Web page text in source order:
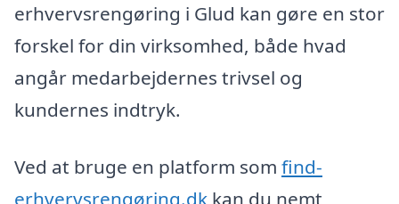
erhvervsrengøring i Glud kan gøre en stor
forskel for din virksomhed, både hvad
angår medarbejdernes trivsel og
kundernes indtryk.
Ved at bruge en platform som find-
erhvervsrengøring.dk kan du nemt